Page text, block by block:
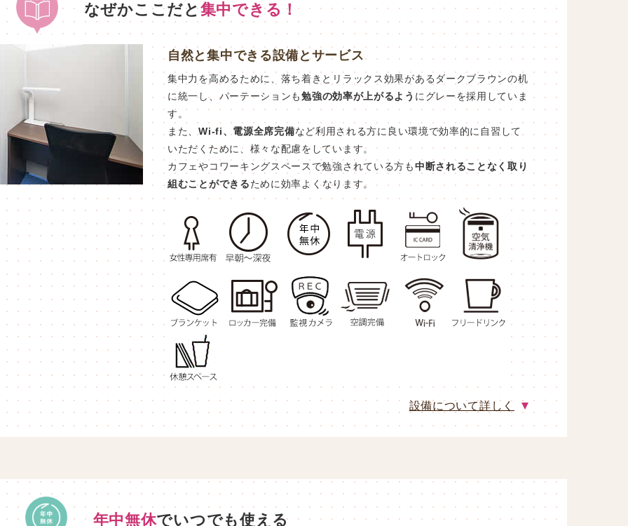
なぜかここだと集中できる！
自然と集中できる設備とサービス
集中力を高めるために、落ち着きとリラックス効果があるダークブラウンの机
に統一し、パーテーションも勉強の効率が上がるよう にグレーを採用していま
す。
また、Wi-fi、電源全席完備など利用される方に良い環境で効率的に自習して
いただくために、様々な配慮をしています。
カフェやコワーキングスペースで勉強されている方も中断されることなく取り
組むことができるために効率よくなります。
設備について詳しく
年中無休でいつでも使える